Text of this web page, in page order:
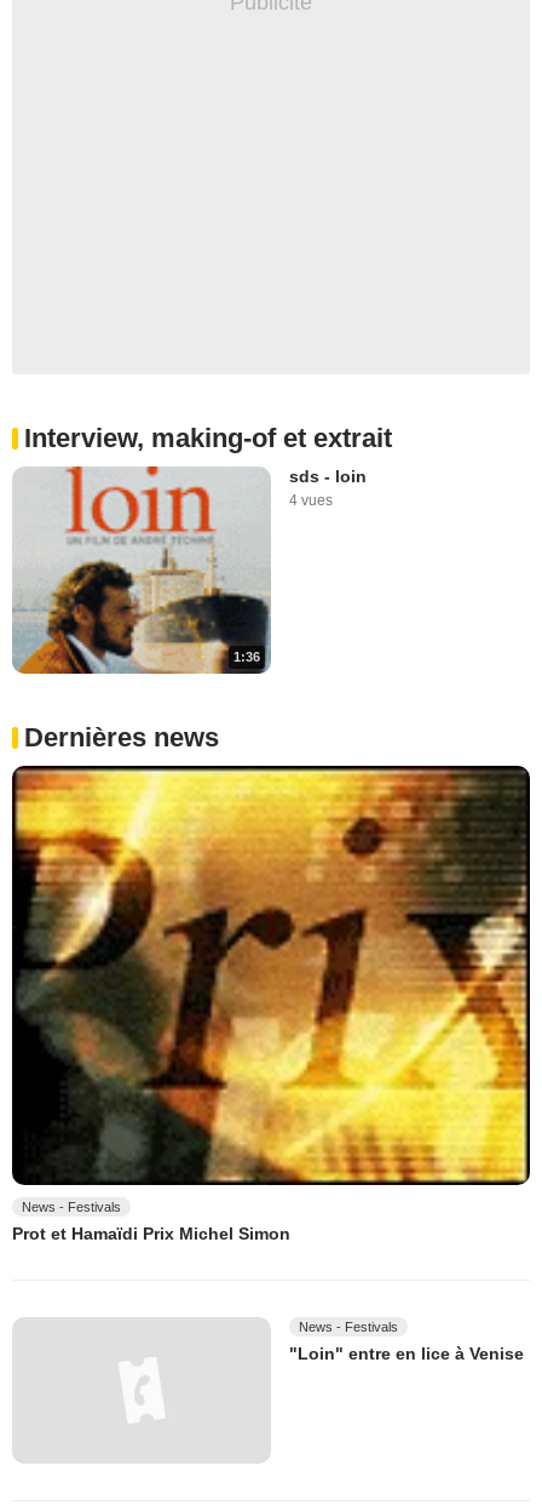
Interview, making-of et extrait
1:36
sds - loin
4 vues
Dernières news
News - Festivals
Prot et Hamaïdi Prix Michel Simon
News - Festivals
"Loin" entre en lice à Venise